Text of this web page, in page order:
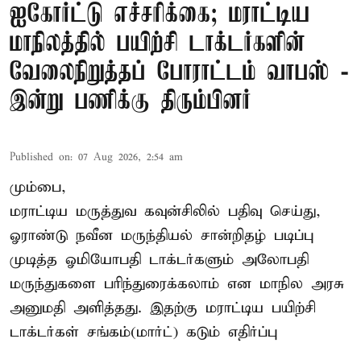
ஐகோர்ட்டு எச்சரிக்கை; மராட்டிய
மாநிலத்தில் பயிற்சி டாக்டர்களின்
வேலைநிறுத்தப் போராட்டம் வாபஸ் -
இன்று பணிக்கு திரும்பினர்
Published on: 07 Aug 2026, 2:54 am
மும்பை,
மராட்டிய மருத்துவ கவுன்சிலில் பதிவு செய்து,
ஓராண்டு நவீன மருந்தியல் சான்றிதழ் படிப்பு
முடித்த ஓமியோபதி டாக்டர்களும் அலோபதி
மருந்துகளை பரிந்துரைக்கலாம் என மாநில அரசு
அனுமதி அளித்தது. இதற்கு மராட்டிய பயிற்சி
டாக்டர்கள் சங்கம்(மார்ட்) கடும் எதிர்ப்பு